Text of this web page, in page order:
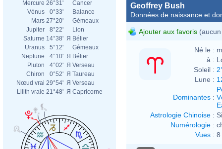
Mercure 26°31'
Cancer
Vénus
0°33'
Balance
Mars 27°20'
Gémeaux
Jupiter
8°22'
Lion
Saturne 14°38' Я Bélier
Uranus
5°12'
Gémeaux
Neptune
4°10' Я Bélier
Pluton
4°02' Я Verseau
Chiron
0°52' Я Taureau
Nœud vrai 29°54' Я Verseau
Lilith vraie 21°48' Я Capricorne
Geoffrey Bush
Données de naissance et
Ajouter aux favoris
Né le :
à :
Soleil :
Lune :
Dominantes :
Astrologie Chinoise :
Numérologie :
Vues : 8